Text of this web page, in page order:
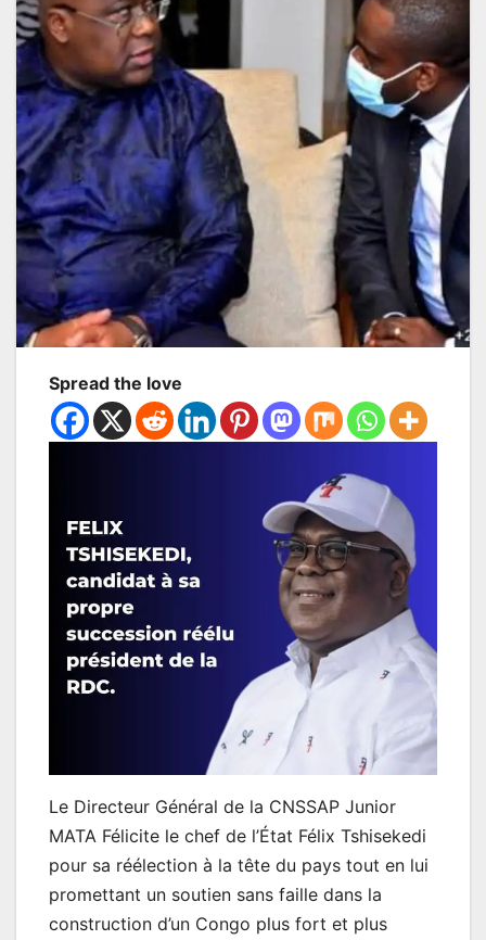
Spread the love
Le Directeur Général de la CNSSAP Junior
MATA Félicite le chef de l’État Félix Tshisekedi
pour sa réélection à la tête du pays tout en lui
promettant un soutien sans faille dans la
construction d’un Congo plus fort et plus